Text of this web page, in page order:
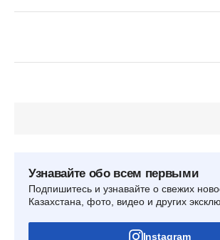
Узнавайте обо всем первыми
Подпишитесь и узнавайте о свежих
Казахстана, фото, видео и других
Instagram